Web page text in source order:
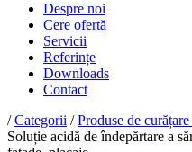
Despre noi
Cere ofertă
Servicii
Referințe
Downloads
Contact
/Categorii /Produse de
Soluție acidă de îndepărtare a